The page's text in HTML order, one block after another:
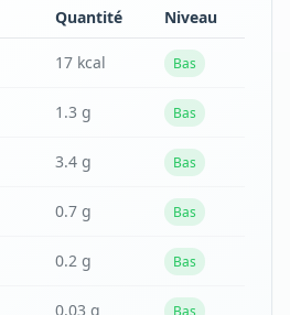
Quantité Niveau
17 kcal Bas
1.3 g Bas
3.4 g Bas
0.7 g Bas
0.2 g Bas
0.03 g Bas